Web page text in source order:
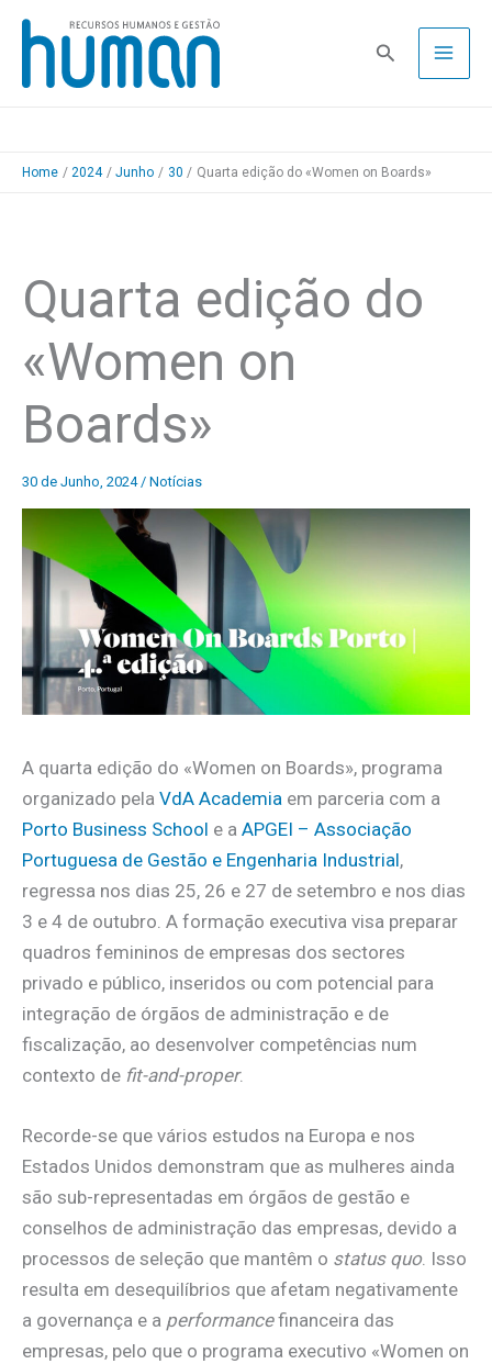
Skip
content
Pesquisa
Home 2024 Junho 30 Quarta edição do «Women on Boards»
Quarta edição do
«Women on
Boards»
30 de Junho, 2024 / Notícias
A quarta edição do «Women on Boards», programa
organizado pela VdA Academia em parceria com a
Porto Business School e a APGEI – Associação
Portuguesa de Gestão e Engenharia Industrial,
regressa nos dias 25, 26 e 27 de setembro e nos dias
3 e 4 de outubro. A formação executiva visa preparar
quadros femininos de empresas dos sectores
privado e público, inseridos ou com potencial para
integração de órgãos de administração e de
fiscalização, ao desenvolver competências num
contexto de fit-and-proper.
Recorde-se que vários estudos na Europa e nos
Estados Unidos demonstram que as mulheres ainda
são sub-representadas em órgãos de gestão e
conselhos de administração das empresas, devido a
processos de seleção que mantêm o status quo. Isso
resulta em desequilíbrios que afetam negativamente
a governança e a performancefinanceira das
empresas, pelo que o programa executivo «Women on